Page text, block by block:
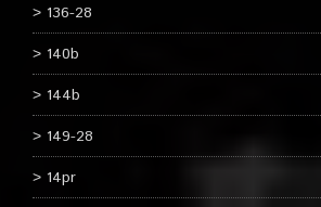
136-28
140b
144b
149-28
14pr